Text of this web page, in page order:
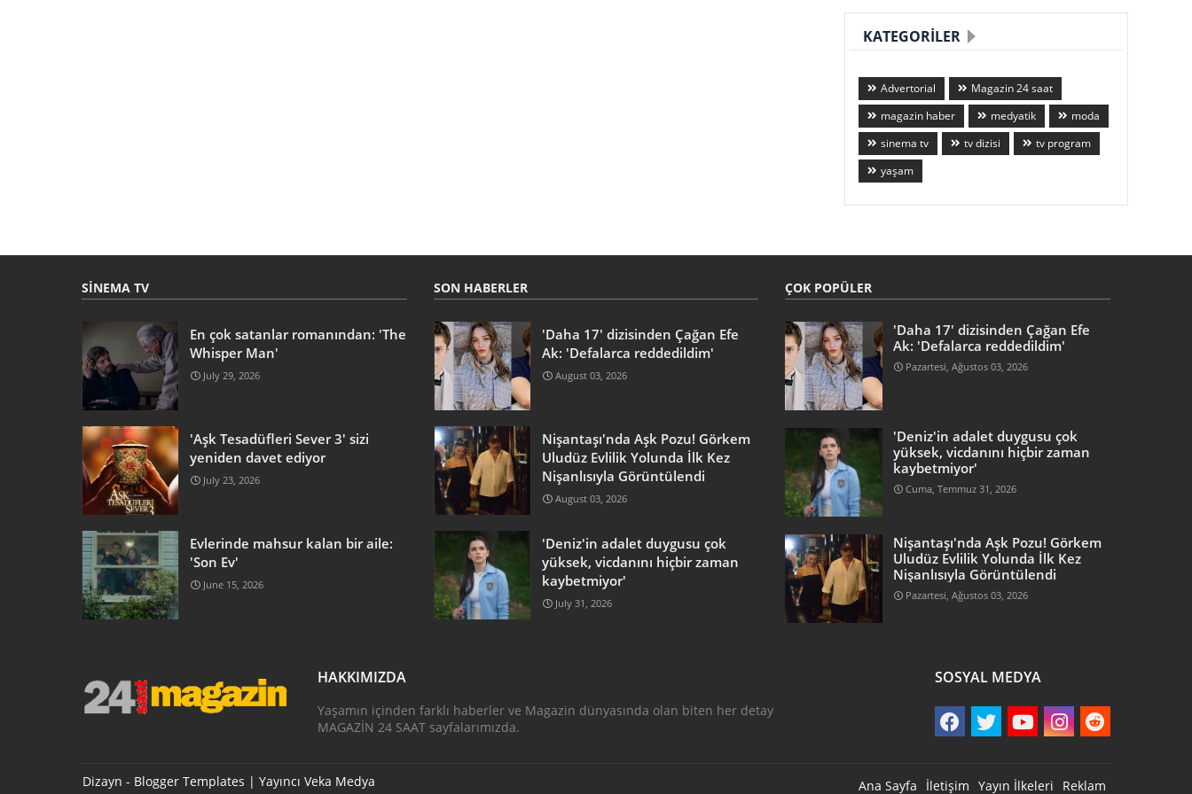
KATEGORILER
Advertorial
Magazin 24 saat
magazin haber
medyatik
moda
sinema tv
tv dizisi
tv program
yaşam
SINEMA TV
En çok satanlar romanından: 'The
Whisper Man'
July 29, 2026
'Aşk Tesadüfleri Sever 3' sizi
yeniden davet ediyor
July 23, 2026
Evlerinde mahsur kalan bir aile:
'Son Ev'
June 15, 2026
SON HABERLER
'Daha 17' dizisinden Çağan Efe
Ak: 'Defalarca reddedildim'
August 03, 2026
Nişantaşı'nda Aşk Pozu! Görkem
Uludüz Evlilik Yolunda İlk Kez
Nişanlısıyla Görüntülendi
August 03, 2026
'Deniz'in adalet duygusu çok
yüksek, vicdanını hiçbir zaman
kaybetmiyor'
July 31, 2026
ÇOK POPÜLER
'Daha 17' dizisinden Çağan Efe
Ak: 'Defalarca reddedildim'
Pazartesi, Ağustos 03, 2026
'Deniz'in adalet duygusu çok
yüksek, vicdanını hiçbir zaman
kaybetmiyor'
Cuma, Temmuz 31, 2026
Nişantaşı'nda Aşk Pozu! Görkem
Uludüz Evlilik Yolunda İlk Kez
Nişanlısıyla Görüntülendi
Pazartesi, Ağustos 03, 2026
HAKKIMIZDA
Yaşamın içinden farklı haberler ve Magazin dünyasında olan biten her detay
MAGAZİN 24 SAAT sayfalarımızda.
SOSYAL MEDYA
Ana Sayfa İletişim Yayın İlkeleri Reklam
Dizayn - Blogger Templates | Yayıncı Veka Medya